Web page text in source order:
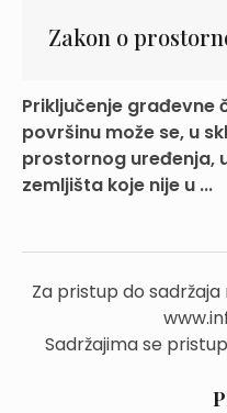
Zakon o
Priključenje
površinu može se, u
prostornog uređenja,
zemljišta koje nije u ...
Za pristup do
Sadržajima se